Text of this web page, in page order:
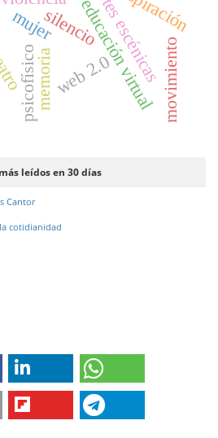
educación virtual
web 2.0
mujer artes escénicas
memoria movimiento
psicofísico
silencio
leídos en 30 días
Cantor
cotidianidad